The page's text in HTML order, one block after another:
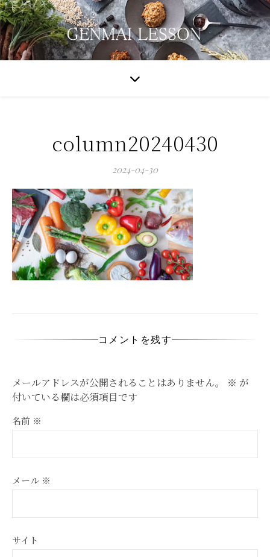
column20240430
2024-04-30
コメントを残す
メールアドレスが公開されることはありません。 ※ が
付いている欄は必須項目です
名前 ※
メール ※
サイト